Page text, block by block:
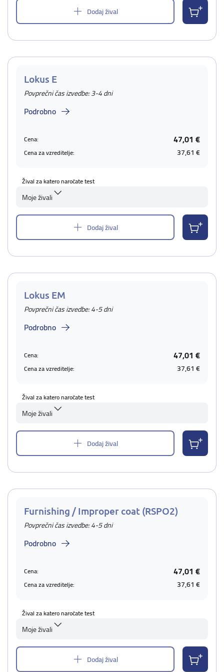
Dodaj žival
Lokus E
Povprečni čas izvedbe: 3-4 dni
Podrobno
Cena: 47,01 €
Cena za vzreditelje: 37,61 €
Žival za katero naročate test
Moje živali
Dodaj žival
Lokus EM
Povprečni čas izvedbe: 4-5 dni
Podrobno
Cena: 47,01 €
Cena za vzreditelje: 37,61 €
Žival za katero naročate test
Moje živali
Dodaj žival
Furnishing / Improper coat (RSPO2)
Povprečni čas izvedbe: 4-5 dni
Podrobno
Cena: 47,01 €
Cena za vzreditelje: 37,61 €
Žival za katero naročate test
Moje živali
Dodaj žival